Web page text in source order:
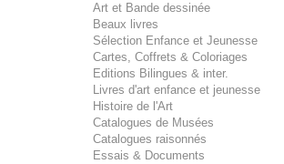
Art et Bande dessinée
Beaux livres
Sélection Enfance et Jeunesse
Cartes, Coffrets & Coloriages
Editions Bilingues & inter.
Livres d'art enfance et jeunesse
Histoire de l'Art
Catalogues de Musées
Catalogues raisonnés
Essais & Documents